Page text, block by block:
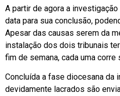
A partir de agora a
data para sua conclusão,
Apesar das causas serem da
instalação dos dois tribunais
fim de semana, cada uma corre
Concluída a fase diocesana da
devidamente lacrados são